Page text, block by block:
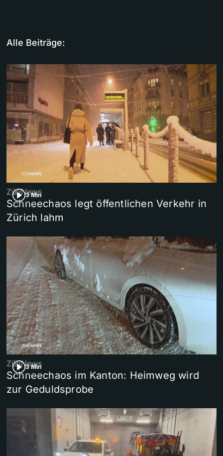
Alle Beiträge:
3 Min
ZüriNews
Schneechaos legt öffentlichen Verkehr in
Zürich lahm
3 Min
ZüriNews
Schneechaos im Kanton: Heimweg wird
zur Geduldsprobe